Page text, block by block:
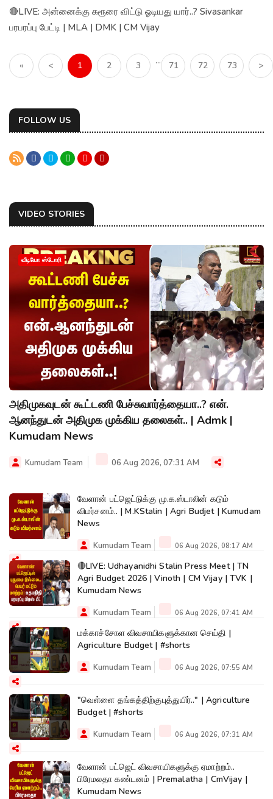
🔴LIVE: அன்னைக்கு கரூரை விட்டு ஓடியது யார்..? Sivasankar
பரபரப்பு பேட்டி | MLA | DMK | CM Vijay
« < 1 2 3 ... 71 72 73 >
FOLLOW US
VIDEO STORIES
வீடியோ ஸ்டோரி
அதிமுகவுடன் கூட்டணி பேச்சுவார்த்தையா..? என்.
ஆனந்துடன் அதிமுக முக்கிய தலைகள்.. | Admk |
Kumudam News
Kumudam Team 06 Aug 2026, 07:31 AM
வேளான் பட்ஜெட்டுக்கு மு.க.ஸ்டாலின் கடும்
விமர்சனம்.. | M.KStalin | Agri Budjet | Kumudam
News
Kumudam Team 06 Aug 2026, 08:17 AM
🔴LIVE: Udhayanidhi Stalin Press Meet | TN
Agri Budget 2026 | Vinoth | CM Vijay | TVK |
Kumudam News
Kumudam Team 06 Aug 2026, 07:41 AM
மக்காச்சோள விவசாயிகளுக்கான செய்தி |
Agriculture Budget | #shorts
Kumudam Team 06 Aug 2026, 07:55 AM
"வெள்ளை தங்கத்திற்குபுத்துயிர்.." | Agriculture
Budget | #shorts
Kumudam Team 06 Aug 2026, 07:31 AM
வேளான் பட்ஜெட் விவசாயிகளுக்கு ஏமாற்றம்..
பிரேமலதா கண்டனம் | Premalatha | CmVijay |
Kumudam News